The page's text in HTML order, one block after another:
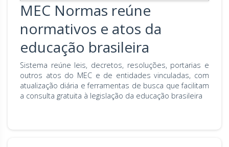
MEC Normas reúne
normativos e atos da
educação brasileira
Sistema reúne leis, decretos, resoluções, portarias e
outros atos do MEC e de entidades vinculadas, com
atualização diária e ferramentas de busca que facilitam
a consulta gratuita à legislação da educação brasileira